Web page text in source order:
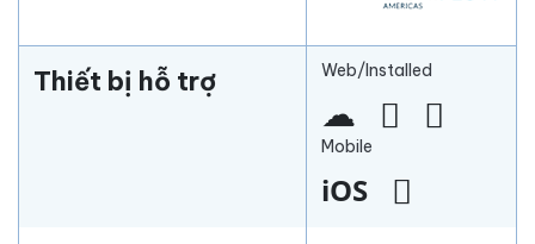
Thiết bị hỗ trợ Web/Installed
Mobile